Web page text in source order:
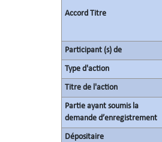
Accord Titre
Participant (s) de
Type d'action
Titre de l'action
Partie ayant soumis la
demande d’enregistrement
Dépositaire